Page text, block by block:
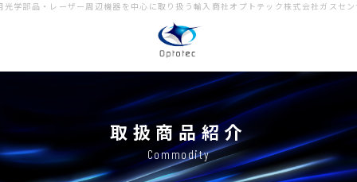
Commodity
カタログダウンロード Download
会社概要 Company overview
学部品・レーザー周辺機器を中心に取り扱う輸入商社オプトテック株式会社ガスセン
取扱商品紹介
Commodity